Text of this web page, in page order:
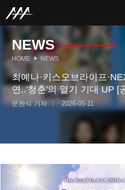
NEWS
HOME NEWS
최예나·키스오브라이프
연..'청춘'의 열기 기대 UP [
문완식 기자 2026-05-11